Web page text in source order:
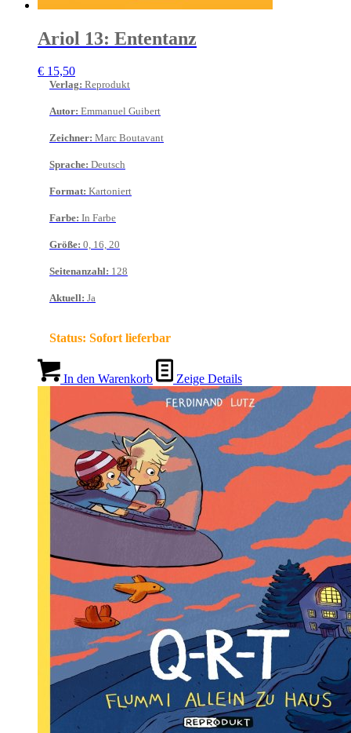
Ariol 13: Ententanz
€ 15,50
Verlag: Reprodukt
Autor: Emmanuel Guibert
Zeichner: Marc Boutavant
Sprache: Deutsch
Format: Kartoniert
Farbe: In Farbe
Größe: 0, 16, 20
Seitenanzahl: 128
Aktuell: Ja
Status: Sofort lieferbar
In den Warenkorb Zeige Details